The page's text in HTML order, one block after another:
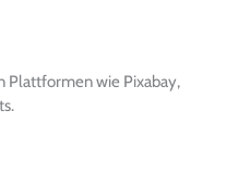
Plattformen wie Pixabay,